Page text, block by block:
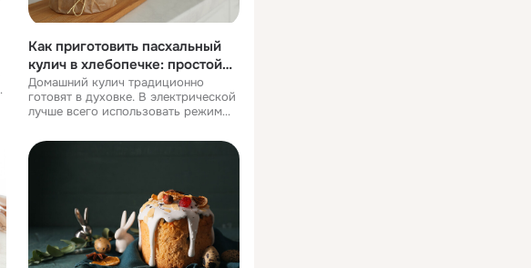
Как приготовить пасхальный
кулич в хлебопечке: простой
рецепт
Домашний кулич традиционно
готовят в духовке. В электрической
лучше всего использовать режим
температуре 180 ℃. Ещё один
вариант – приготовить блюдо в